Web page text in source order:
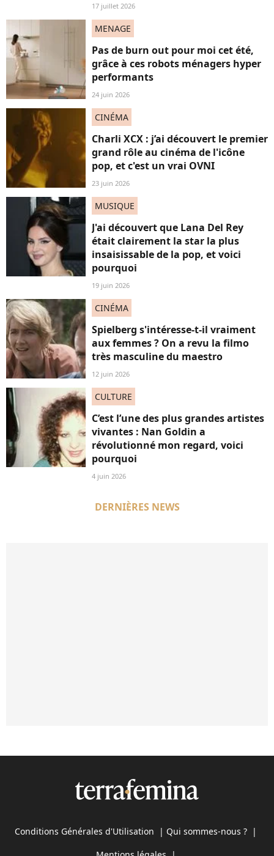
17 juillet 2026
MENAGE
Pas de burn out pour moi cet été,
grâce à ces robots ménagers hyper
performants
24 juin 2026
CINÉMA
Charli XCX : j’ai découvert le premier
grand rôle au cinéma de l'icône
pop, et c'est un vrai OVNI
23 juin 2026
MUSIQUE
J'ai découvert que Lana Del Rey
était clairement la star la plus
insaisissable de la pop, et voici
pourquoi
19 juin 2026
CINÉMA
Spielberg s'intéresse-t-il vraiment
aux femmes ? On a revu la filmo
très masculine du maestro
12 juin 2026
CULTURE
C’est l’une des plus grandes artistes
vivantes : Nan Goldin a
révolutionné mon regard, voici
pourquoi
4 juin 2026
DERNIÈRES NEWS
Conditions Générales d'Utilisation | Qui sommes-nous ? |